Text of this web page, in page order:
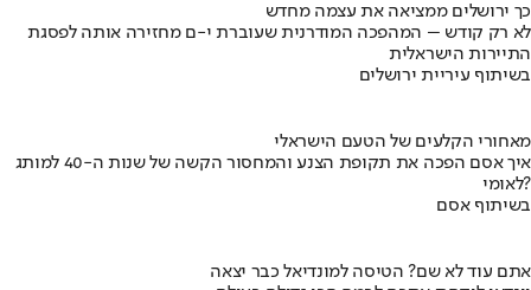
כך ירושלים ממציאה את עצמה מחדש
לא רק קודש – המהפכה המודרנית שעוברת י-ם מחזירה אותה לפסגת
התיירות הישראלית
בשיתוף עיריית ירושלים
מאחורי הקלעים של הטעם הישראלי
איך אסם הפכה את תקופת הצנע והמחסור הקשה של שנות ה-40 למותג
לאומי?
בשיתוף אסם
אתם עוד לא שם? הטיסה למונדיאל כבר יצאה